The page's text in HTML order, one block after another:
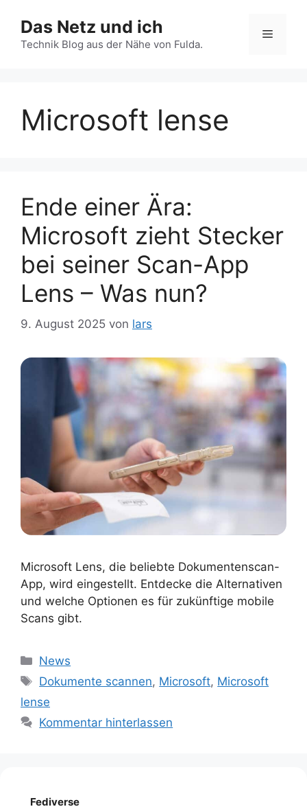
Inhalt
springen
Das Netz und ich
Technik Blog aus der Nähe von Fulda.
Menü
Microsoft lense
Ende einer Ära:
Microsoft zieht Stecker
bei seiner Scan-App
Lens – Was nun?
9. August 2025 von lars
Microsoft Lens, die beliebte Dokumentenscan-
App, wird eingestellt. Entdecke die Alternativen
und welche Optionen es für zukünftige mobile
Scans gibt.
Kategorien
News
Schlagwörter
Dokumente scannen, Microsoft, Microsoft
lense
Kommentar hinterlassen
Fediverse